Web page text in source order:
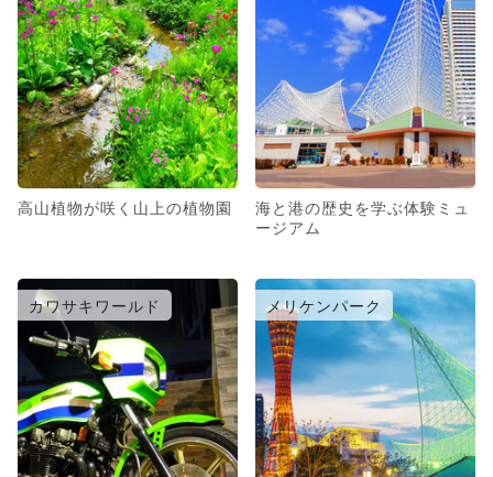
高山植物が咲く山上の植物園
海と港の歴史を学ぶ体験ミュ
ージアム
カワサキワールド メリケンパーク